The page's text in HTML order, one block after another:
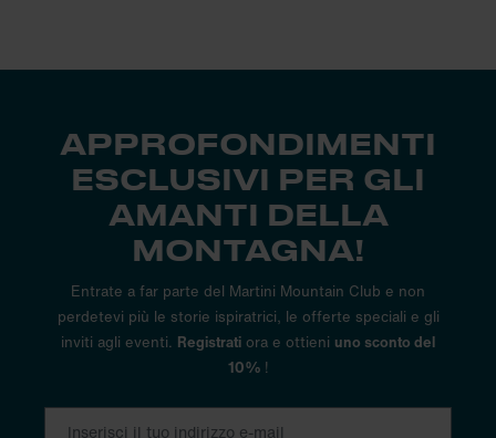
APPROFONDIMENTI
ESCLUSIVI PER GLI
AMANTI DELLA
MONTAGNA!
Entrate a far parte del Martini Mountain Club e non
perdetevi più le storie ispiratrici, le offerte speciali e gli
inviti agli eventi. Registrati ora e ottieni uno sconto del
10% !